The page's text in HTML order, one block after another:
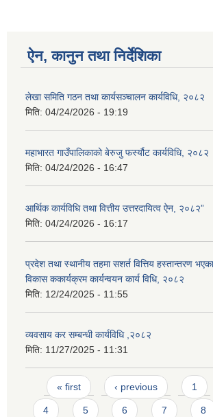
ऐन, कानुन तथा निर्देशिका
लेखा समिति गठन तथा कार्यसञ्चालन कार्यविधि, २०८२
मिति: 04/24/2026 - 19:19
महाभारत गाउँपालिकाको बेरुजु फर्स्यौट कार्यविधि, २०८२
मिति: 04/24/2026 - 16:47
आर्थिक कार्यविधि तथा वित्तीय उत्तरदायित्व ऐन, २०८२”
मिति: 04/24/2026 - 16:17
प्रदेश तथा स्थानीय तहमा सशर्त वित्तिय हस्तान्तरण
विकास ककार्यक्रम कार्यन्वयन कार्य विधि, २०८२
मिति: 12/24/2025 - 11:55
व्यवसाय कर सम्बन्धी कार्यविधि ,२०८२
मिति: 11/27/2025 - 11:31
Pages
« first ‹ previous 1
4 5 6 7 8